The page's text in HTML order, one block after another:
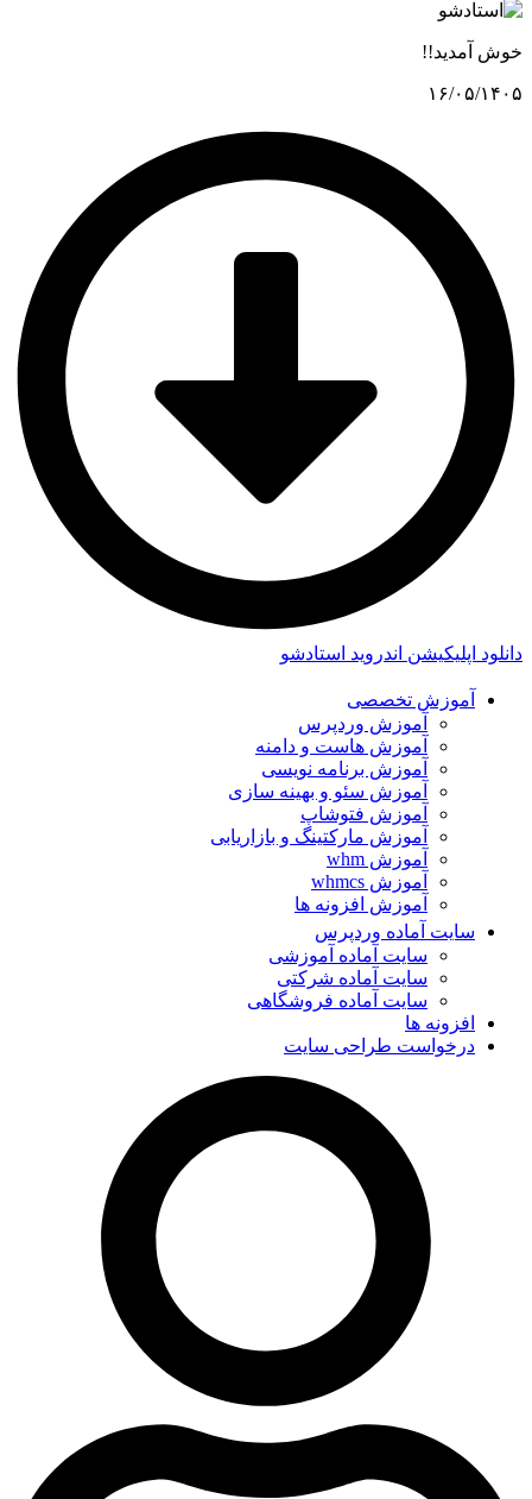
خوش آمدید!!
۱۶/۰۵/۱۴۰۵
دانلود اپلیکیشن اندروید استادشو
آموزش تخصصی
آموزش وردپرس
آموزش هاست و دامنه
آموزش برنامه نویسی
آموزش سئو و بهینه سازی
آموزش فتوشاپ
آموزش مارکتینگ و بازاریابی
آموزش whm
آموزش whmcs
آموزش افزونه ها
سایت آماده وردپرس
سایت آماده آموزشی
سایت آماده شرکتی
سایت آماده فروشگاهی
افزونه ها
درخواست طراحی سایت